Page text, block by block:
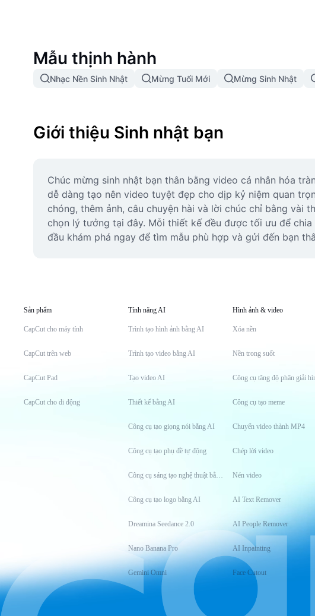
Mẫu thịnh hành
Nhạc Nền Sinh Nhật Mừng Tuổi Mới Mừng Sinh Nhật
Giới thiệu Sinh nhật bạn
Chúc mừng sinh nhật bạn thân bằng video cá nhân hóa
dễ dàng tạo nên video tuyệt đẹp cho dịp kỷ niệm quan
chóng, thêm ảnh, câu chuyện hài và lời chúc chỉ bằng vài
chọn lý tưởng tại đây. Mỗi thiết kế đều được tối ưu để
đầu khám phá ngay để tìm mẫu phù hợp và gửi đến bạn
Sản phẩm
CapCut cho máy tính
CapCut trên web
CapCut Pad
CapCut cho di động
Tính năng AI
Trình tạo hình ảnh bằng AI
Trình tạo video bằng AI
Tạo video AI
Thiết kế bằng AI
Công cụ tạo giọng nói bằng AI
Công cụ tạo phụ đề tự động
Công cụ sáng tạo nghệ thuật bằng AI
Công cụ tạo logo bằng AI
Dreamina Seedance 2.0
Nano Banana Pro
Gemini Omni
Hình ảnh & video
Xóa nền
Nền trong suốt
Công cụ tạo meme
Chuyển video thành MP4
Chép lời video
Nén video
AI Text Remover
AI People Remover
AI Inpainting
Face Cutout